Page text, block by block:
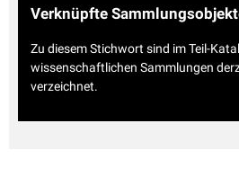
Verknüpfte
Zu diesem Stichwort sind im Teil-
wissenschaftlichen Sammlungen
verzeichnet.